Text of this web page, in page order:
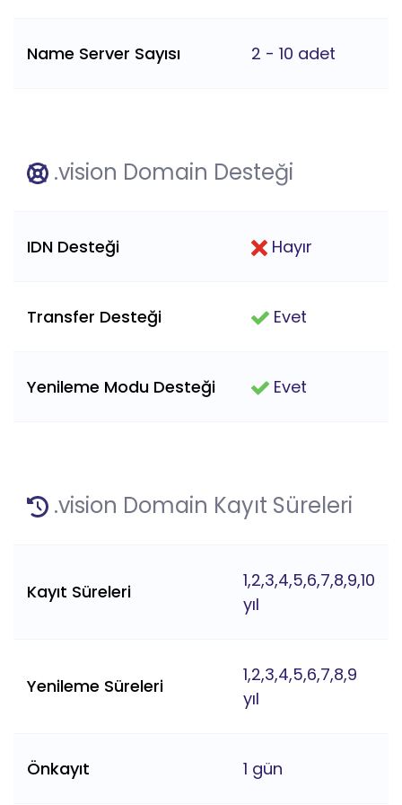
Name Server Sayısı 2 - 10 adet
.vision Domain Desteği
IDN Desteği Hayır
Transfer Desteği Evet
Yenileme Modu Desteği Evet
.vision Domain Kayıt Süreleri
Kayıt Süreleri
1,2,3,4,5,6,7,8,9,10
yıl
Yenileme Süreleri
1,2,3,4,5,6,7,8,9
yıl
Önkayıt 1 gün